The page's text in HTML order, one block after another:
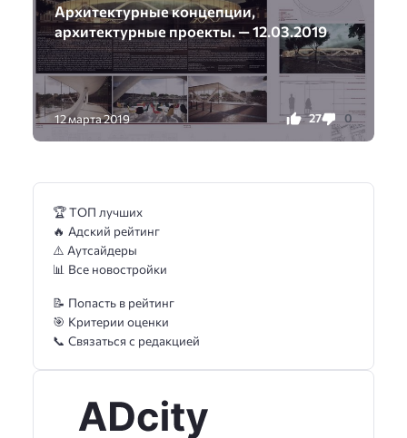
Архитектурные концепции,
архитектурные проекты. — 12.03.2019
12 марта 2019 27 0
🏆 ТОП лучших
🔥 Адский рейтинг
⚠️ Аутсайдеры
📊 Все новостройки
📝 Попасть в рейтинг
🎯 Критерии оценки
📞 Связаться с редакцией